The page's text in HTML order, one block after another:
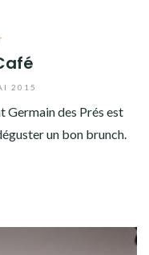
2015
Germain des Prés est
un bon brunch.